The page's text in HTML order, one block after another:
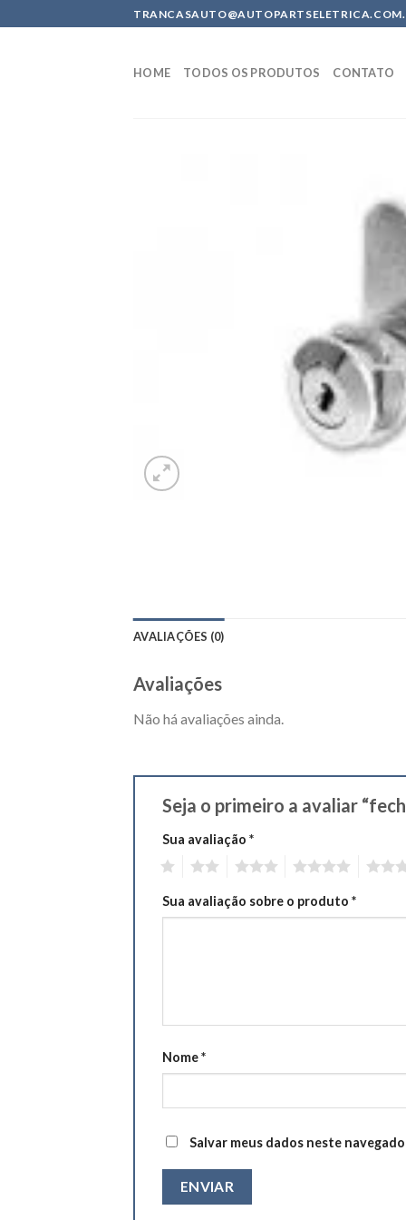
to
HOME TODOS OS PRODUTOS CONTATO
AVALIAÇÕES (0)
Avaliações
Não há avaliações ainda.
Seja o primeiro a avaliar
Sua avaliação *
Sua avaliação sobre o produto *
Nome*
Salvar meus dados neste